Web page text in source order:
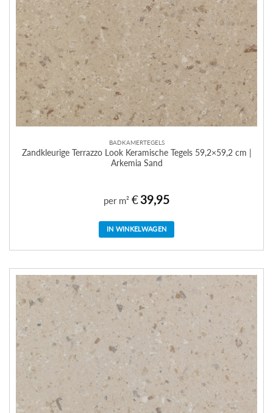
BADKAMERTEGELS
Zandkleurige Terrazzo Look Keramische Tegels 59,2×59,2 cm |
Arkemia Sand
per m² €39,95
IN WINKELWAGEN